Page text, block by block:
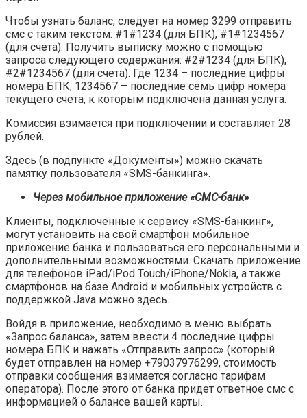
Чтобы узнать баланс, следует на номер 3299 отправить
смс с таким текстом: #1#1234 (для БПК), #1#1234567
(для счета). Получить выписку можно с помощью
запроса следующего содержания: #2#1234 (для БПК),
#2#1234567 (для счета). Где 1234 – последние цифры
номера БПК, 1234567 – последние семь цифр номера
текущего счета, к которым подключена данная услуга.
Комиссия взимается при подключении и составляет 28
рублей.
Здесь (в подпункте «Документы») можно скачать
памятку пользователя «SMS-банкинга».
Через мобильное приложение «СМС-банк»
Клиенты, подключенные к сервису «SMS-банкинг»,
могут установить на свой смартфон мобильное
приложение банка и пользоваться его персональными и
дополнительными возможностями. Скачать приложение
для телефонов iPad/iPod Touch/iPhone/Nokia, а также
смартфонов на базе Android и мобильных устройств с
поддержкой Java можно здесь.
Войдя в приложение, необходимо в меню выбрать
«Запрос баланса», затем ввести 4 последние цифры
номера БПК и нажать «Отправить запрос» (который
будет отправлен на номер +79037976299, стоимость
отправки сообщения взимается согласно тарифам
оператора). После этого от банка придет ответное смс с
информацией о балансе вашей карты.